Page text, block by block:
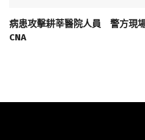
病患攻擊耕莘醫院人員 警方現
CNA